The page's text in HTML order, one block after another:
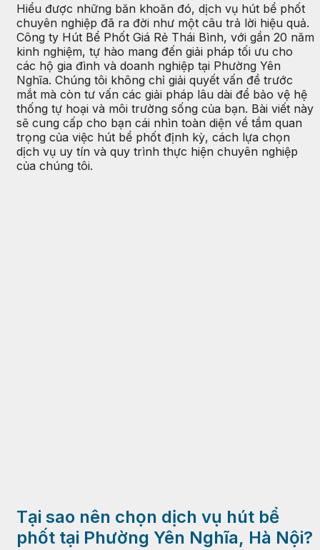
Hiểu được những băn khoăn đó, dịch vụ hút bể phốt
chuyên nghiệp đã ra đời như một câu trả lời hiệu quả.
Công ty Hút Bể Phốt Giá Rẻ Thái Bình, với gần 20 năm
kinh nghiệm, tự hào mang đến giải pháp tối ưu cho
các hộ gia đình và doanh nghiệp tại Phường Yên
Nghĩa. Chúng tôi không chỉ giải quyết vấn đề trước
mắt mà còn tư vấn các giải pháp lâu dài để bảo vệ hệ
thống tự hoại và môi trường sống của bạn. Bài viết này
sẽ cung cấp cho bạn cái nhìn toàn diện về tầm quan
trọng của việc hút bể phốt định kỳ, cách lựa chọn
dịch vụ uy tín và quy trình thực hiện chuyên nghiệp
của chúng tôi.
Tại sao nên chọn dịch vụ hút bể
phốt tại Phường Yên Nghĩa, Hà Nội?